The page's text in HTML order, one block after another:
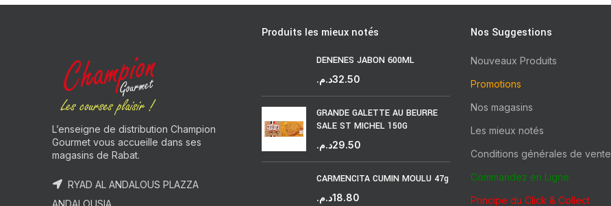
L’enseigne de distribution Champion
Gourmet vous accueille dans ses
magasins de Rabat.
RYAD AL ANDALOUS PLAZZA
Produits les mieux notés
DENENES JABON 600ML
32.50د.م.
GRANDE GALETTE AU BEURRE
SALE ST MICHEL 150G
29.50د.م.
CARMENCITA CUMIN MOULU 47g
18.80د.م.
Nos Suggestions
Nouveaux Produits
Promotions
Nos magasins
Les mieux notés
Conditions générales de vente
Commandez en Ligne
Principe du Click & Collect